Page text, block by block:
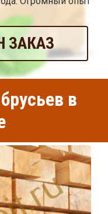
ЗАКАЗ
в